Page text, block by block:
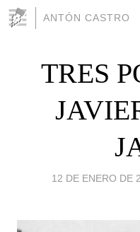
ANTÓN CASTRO
TRES
12 DE ENERO DE